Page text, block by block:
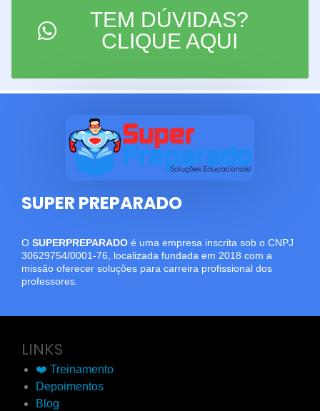
TEM DÚVIDAS?
CLIQUE AQUI
SUPER PREPARADO
O SUPERPREPARADO é uma empresa inscrita sob o CNPJ
30629754/0001-76, localizada fundada em 2018 com a
missão oferecer soluções para carreira profissional dos
professores.
LINKS
❤️ Treinamento
Depoimentos
Blog